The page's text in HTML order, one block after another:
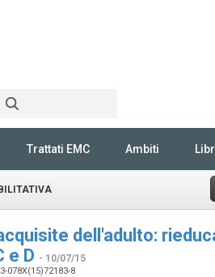
Trattati EMC Ambiti
dell'adulto:
e D - 10/07/15
078X(15)72183-8